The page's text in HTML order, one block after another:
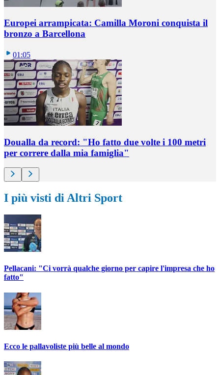
Europei arrampicata: Camilla Moroni conquista il
bronzo a Barcellona
01:05
Doualla da record: "Ho fatto due volte i 100 metri
per correre dalla mia famiglia"
I più visti di Altri Sport
Pellacani: "Ci vorrà qualche giorno per capire l'impresa che ho
fatto"
Ecco le pallavoliste più belle al mondo